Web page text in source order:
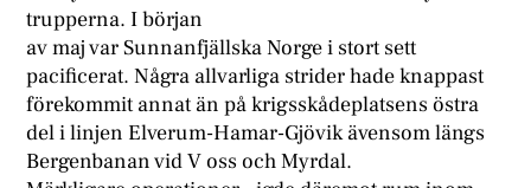
trupperna. I början
av maj var Sunnanfjällska Norge i stort sett
pacificerat. Några allvarliga strider hade knappast
förekommit annat än på krigsskådeplatsens östra
del i linjen Elverum-Hamar-Gjövik ävensom längs
Bergenbanan vid V oss och Myrdal.